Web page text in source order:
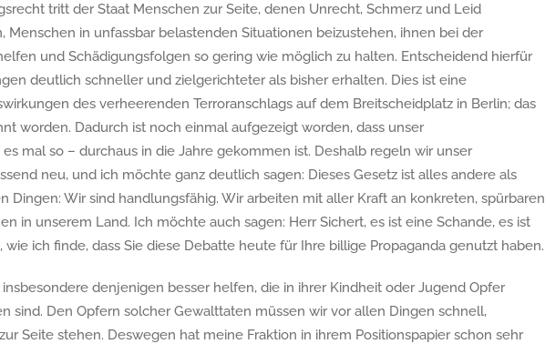
tritt der Staat Menschen zur Seite, denen Unrecht, Schmerz und Leid
Menschen in unfassbar belastenden Situationen beizustehen, ihnen bei der
und Schädigungsfolgen so gering wie möglich zu halten. Entscheidend hierfür
deutlich schneller und zielgerichteter als bisher erhalten. Dies ist eine
des verheerenden Terroranschlags auf dem Breitscheidplatz in Berlin; das
worden. Dadurch ist noch einmal aufgezeigt worden, dass unser
mal so – durchaus in die Jahre gekommen ist. Deshalb regeln wir unser
neu, und ich möchte ganz deutlich sagen: Dieses Gesetz ist alles andere als
Dingen: Wir sind handlungsfähig. Wir arbeiten mit aller Kraft an konkreten, spürbaren
in unserem Land. Ich möchte auch sagen: Herr Sichert, es ist eine Schande, es ist
ich finde, dass Sie diese Debatte heute für Ihre billige Propaganda genutzt haben.
denjenigen besser helfen, die in ihrer Kindheit oder Jugend Opfer
sind. Den Opfern solcher Gewalttaten müssen wir vor allen Dingen schnell,
Seite stehen. Deswegen hat meine Fraktion in ihrem Positionspapier schon sehr